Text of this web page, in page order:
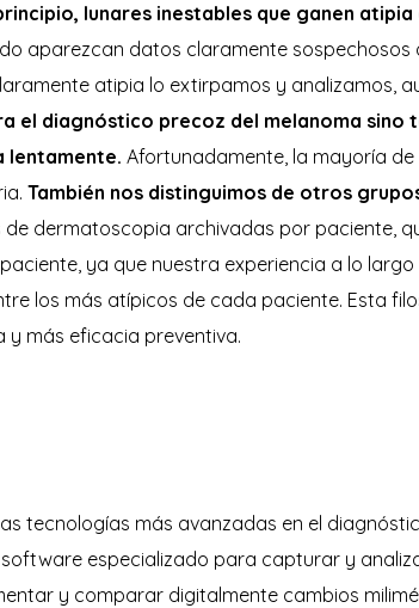
lunares inestables que ganen
aparezcan datos claramente sospechosos
atipia lo extirpamos y analizamos,
diagnóstico precoz del melanoma sino
lentamente. Afortunadamente, la mayoría
También nos distinguimos de otros
dermatoscopia archivadas por paciente,
ya que nuestra experiencia a lo
los más atípicos de cada paciente. Esta
más eficacia preventiva.
tecnologías más avanzadas en el
especializado para capturar y
y comparar digitalmente cambios